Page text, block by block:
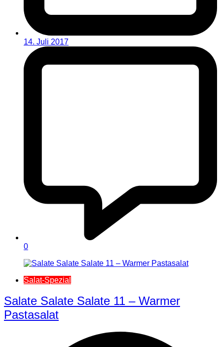
14. Juli 2017
0
Salat-Spezial
Salate Salate Salate 11 – Warmer
Pastasalat